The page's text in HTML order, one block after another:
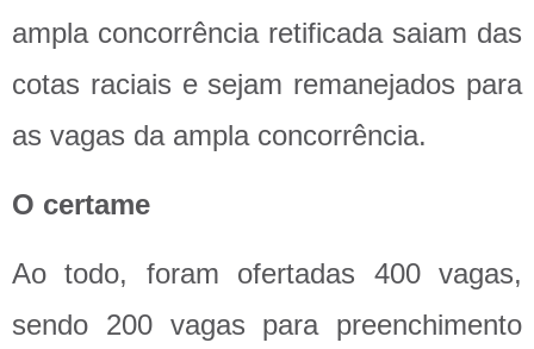
ampla concorrência retificada saiam das
cotas raciais e sejam remanejados para
as vagas da ampla concorrência.
O certame
Ao todo, foram ofertadas 400 vagas,
sendo 200 vagas para preenchimento